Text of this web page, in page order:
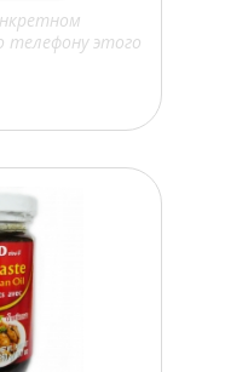
телефону этого